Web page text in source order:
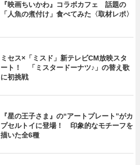
『映画ちいかわ』コラボカフェ 話題の
「人魚の煮付け」食べてみた〈取材レポ〉
ミセス×「ミスド」新テレビCM放映スタ
ート！ 「ミスタードーナツ♪」の替え歌
に初挑戦
『星の王子さま』の“アートプレート”がカ
プセルトイに登場！ 印象的なモチーフを
描いた全6種